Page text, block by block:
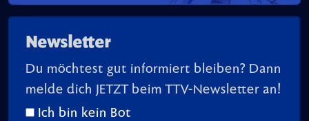
Newsletter
Du möchtest gut informiert bleiben? Dann
melde dich JETZT beim TTV-Newsletter an!
Ich bin kein Bot